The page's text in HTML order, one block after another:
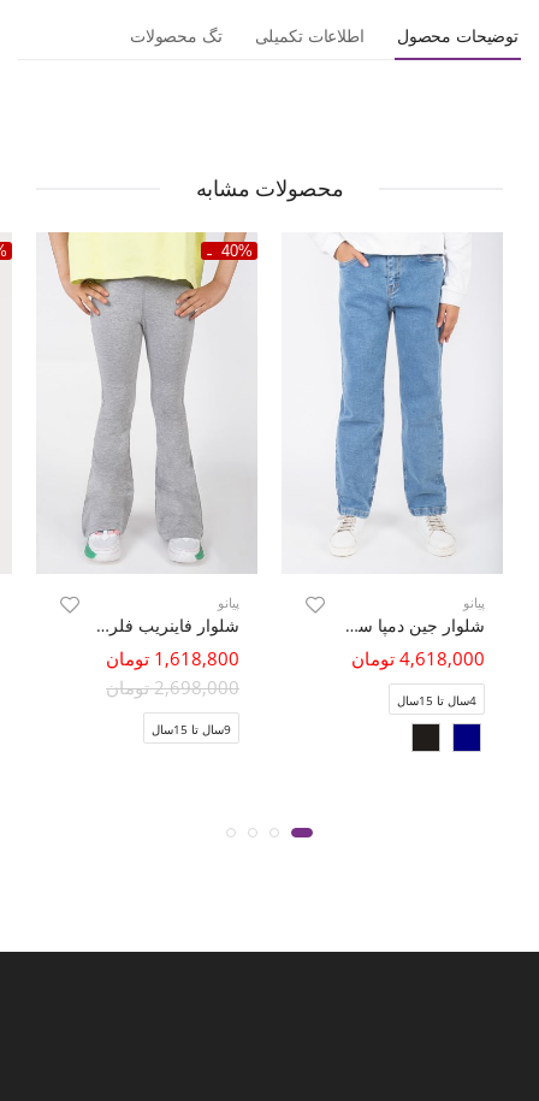
توضیحات محصول اطلاعات تکمیلی تگ محصولات
محصولات مشابه
پیانو
شلوار جین دمپا ساسون دار
4,618,000 تومان
4سال تا 15سال
40%
پیانو
شلوار فاینریب فلر (ست با 10389)
1,618,800 تومان
2,698,000 تومان
9سال تا 15سال